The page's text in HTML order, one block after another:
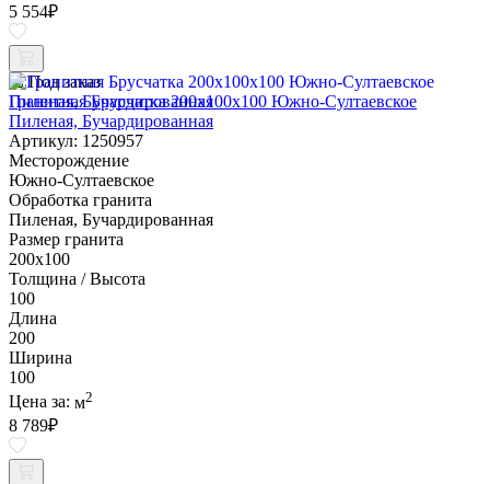
5 554₽
Под заказ
Гранитная Брусчатка 200х100x100 Южно-Султаевское
Пиленая, Бучардированная
Артикул: 1250957
Месторождение
Южно-Султаевское
Обработка гранита
Пиленая, Бучардированная
Размер гранита
200х100
Толщина / Высота
100
Длина
200
Ширина
100
Цена за: м2
8 789₽